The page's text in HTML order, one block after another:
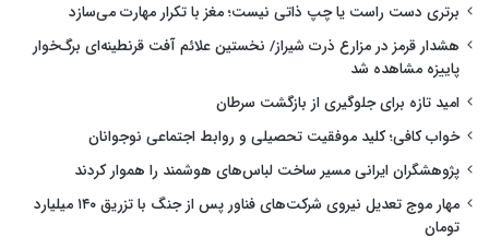
برتری دست راست یا چپ ذاتی نیست؛ مغز با تکرار مهارت می‌سازد
هشدار قرمز در مزارع ذرت شیراز/ نخستین علائم آفت قرنطینه‌ای برگ‌خوار
پاییزه مشاهده شد
امید تازه برای جلوگیری از بازگشت سرطان
خواب کافی؛ کلید موفقیت تحصیلی و روابط اجتماعی نوجوانان
پژوهشگران ایرانی مسیر ساخت لباس‌های هوشمند را هموار کردند
مهار موج تعدیل نیروی شرکت‌های فناور پس از جنگ با تزریق ۱۴۰ میلیارد
تومان